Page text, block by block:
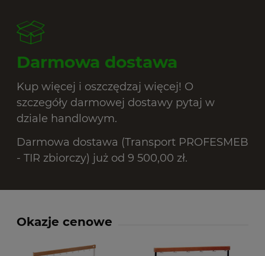
Darmowa dostawa
Kup więcej i oszczędzaj więcej! O
szczegóły darmowej dostawy pytaj w
dziale handlowym.
Darmowa dostawa (Transport PROFESMEB
- TIR zbiorczy) już od 9 500,00 zł.
Okazje cenowe